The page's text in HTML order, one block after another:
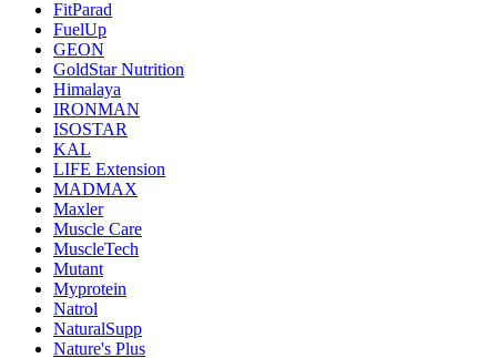
FitParad
FuelUp
GEON
GoldStar Nutrition
Himalaya
IRONMAN
ISOSTAR
KAL
LIFE Extension
MADMAX
Maxler
Muscle Care
MuscleTech
Mutant
Myprotein
Natrol
NaturalSupp
Nature's Plus